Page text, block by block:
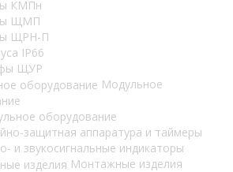
КМПн
ЩМП
ЩРН-П
IP66
ЩУР
Модульное
оборудование
защитная аппаратура и таймеры
и звукосигнальные индикаторы
Монтажные изделия